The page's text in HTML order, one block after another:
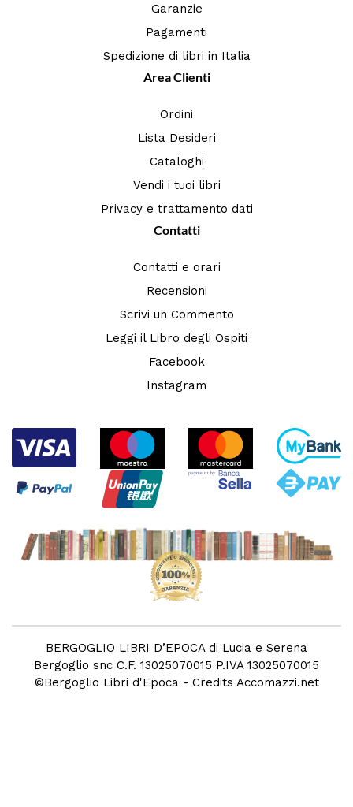
Garanzie
Pagamenti
Spedizione di libri in Italia
Area Clienti
Ordini
Lista Desideri
Cataloghi
Vendi i tuoi libri
Privacy e trattamento dati
Contatti
Contatti e orari
Recensioni
Scrivi un Commento
Leggi il Libro degli Ospiti
Facebook
Instagram
BERGOGLIO LIBRI D’EPOCA di Lucia e Serena
Bergoglio snc C.F. 13025070015 P.IVA 13025070015
©Bergoglio Libri d'Epoca - Credits Accomazzi.net